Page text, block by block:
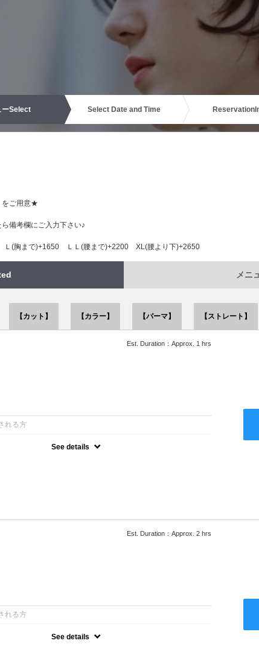
ーSelect Select Date and Time Reservation
をご用意★
備考欄にご入力下さい♪
Ｌ(胸まで)+1650 ＬＬ(腰まで)+2200 XL(腰より下)+2650
メニ
【カット】 【カラー】 【パーマ】 【ストレート】
Est. Duration：Approx. 1 hrs
れる方
See details
Est. Duration：Approx. 2 hrs
れる方
See details